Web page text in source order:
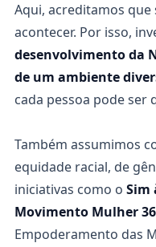
Aqui, acreditamos que
acontecer. Por isso,
desenvolvimento da
de um ambiente
cada pessoa pode ser
Também assumimos
equidade racial, de
iniciativas como o Sim
Movimento Mulher
Empoderamento das